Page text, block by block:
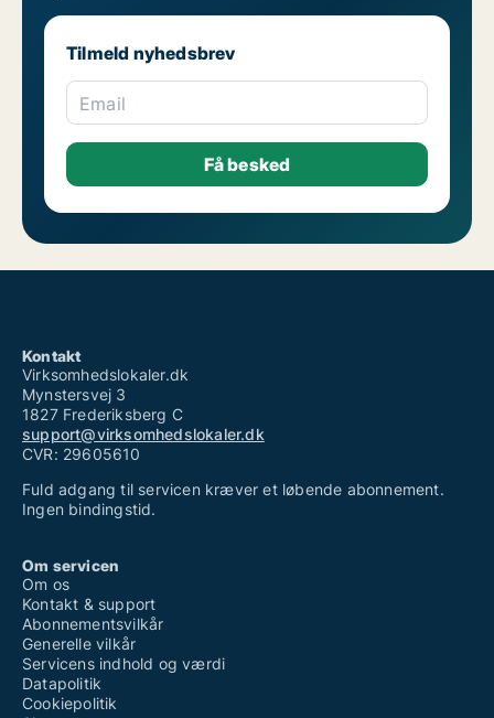
Tilmeld nyhedsbrev
Email
Kontakt
Virksomhedslokaler.dk
Mynstersvej 3
1827 Frederiksberg C
support@virksomhedslokaler.dk
CVR: 29605610
Fuld adgang til servicen kræver et løbende abonnement.
Ingen bindingstid.
Om servicen
Om os
Kontakt & support
Abonnementsvilkår
Generelle vilkår
Servicens indhold og værdi
Datapolitik
Cookiepolitik